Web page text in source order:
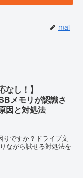
mai
なし！】
メモリが認識さ
因と対処法
ですか？ドライブ文
ながら試せる対処法を